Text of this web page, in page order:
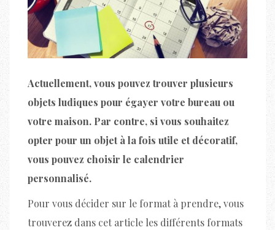
Actuellement, vous pouvez trouver plusieurs
objets ludiques pour égayer votre bureau ou
votre maison. Par contre, si vous souhaitez
opter pour un objet à la fois utile et décoratif,
vous pouvez choisir le calendrier
personnalisé.
Pour vous décider sur le format à prendre, vous
trouverez dans cet article les différents formats